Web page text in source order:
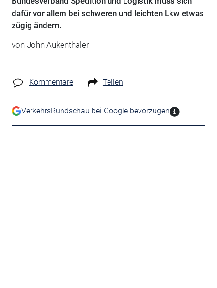
dafür vor allem bei schweren und leichten Lkw etwas
zügig ändern.
von John Aukenthaler
Kommentare Teilen
VerkehrsRundschau bei Google bevorzugen